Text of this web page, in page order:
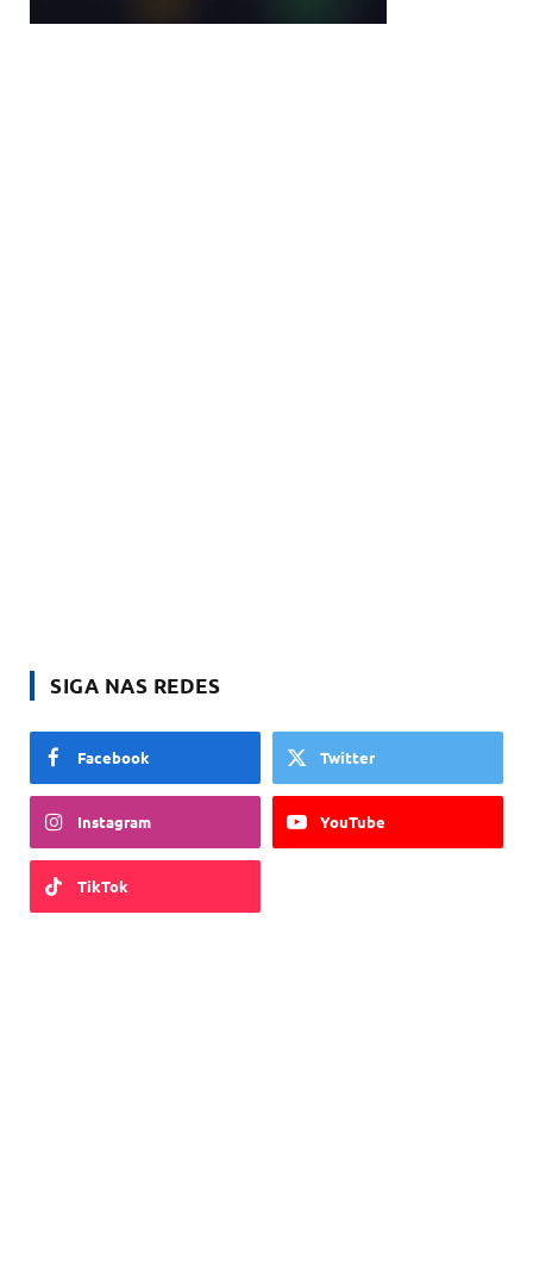
SIGA NAS REDES
Facebook Twitter
Instagram YouTube
TikTok